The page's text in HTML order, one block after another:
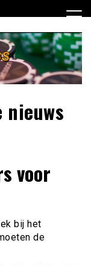
voor
bij het
de